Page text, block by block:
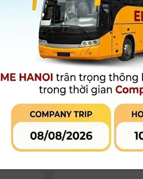
| Chính
Máy quay phim Blackmagic
Studio Camera 4K Pro G2 |
Chính hãng
66.580.000
Còn hàng